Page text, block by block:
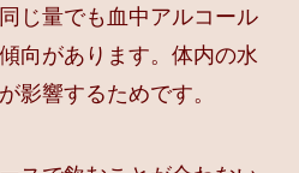
じ量でも血中アルコール
向があります。体内の水
影響するためです。